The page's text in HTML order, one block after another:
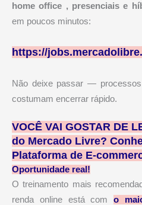
home office , presenciaise
em poucos minutos:
https://
Não deixe passar —
costumam encerrar rápido.
VOCÊ VAI GOSTAR DE
do Mercado Livre?
Plataforma de E-
Oportunidade real!
O treinamento mais
renda online está com
o